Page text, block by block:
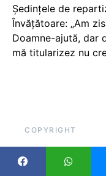
Ședințele de
Învățătoare: „Am
Doamne-ajută, dar
mă titularizez nu
COPYRIGHT
Pentru că scrieți
datorită acestui